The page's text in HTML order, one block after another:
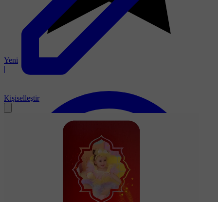
Yeni
|
Kişiselleştir